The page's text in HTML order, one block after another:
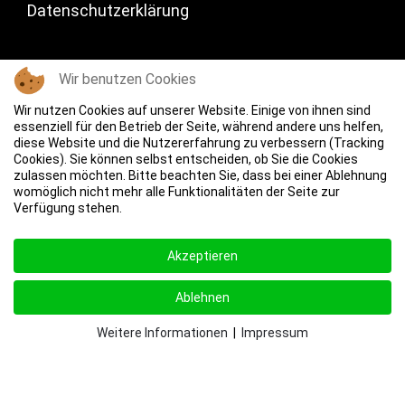
Datenschutzerklärung
Wir benutzen Cookies
Wir nutzen Cookies auf unserer Website. Einige von ihnen sind
essenziell für den Betrieb der Seite, während andere uns helfen,
diese Website und die Nutzererfahrung zu verbessern (Tracking
Cookies). Sie können selbst entscheiden, ob Sie die Cookies
zulassen möchten. Bitte beachten Sie, dass bei einer Ablehnung
womöglich nicht mehr alle Funktionalitäten der Seite zur
Verfügung stehen.
Akzeptieren
Ablehnen
Weitere Informationen Impressum